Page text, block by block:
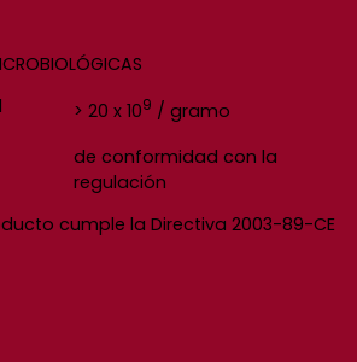
> 20 x 109 / gramo
de conformidad con la
regulación
cumple la Directiva 2003-89-CE